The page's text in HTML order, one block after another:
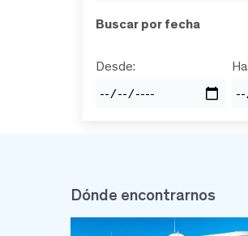
Buscar por fecha
Desde:
Dónde encontrarnos